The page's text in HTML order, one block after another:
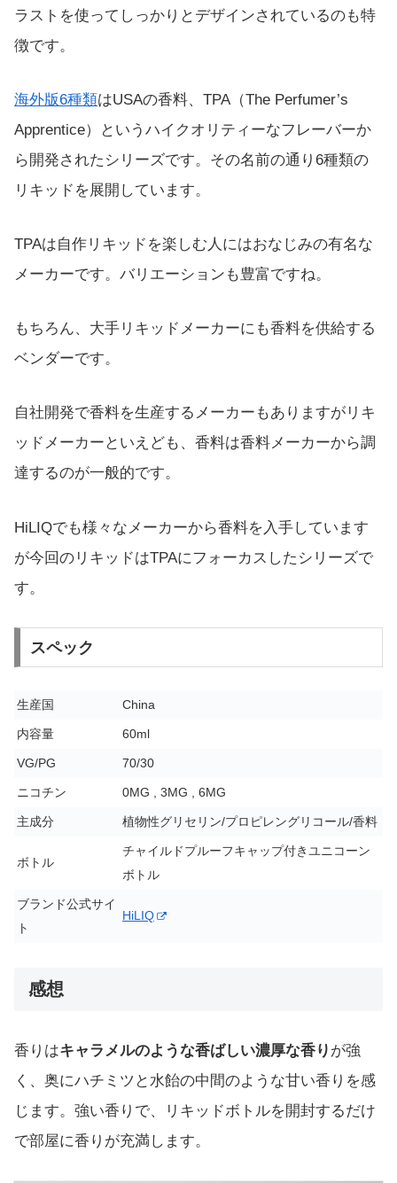
ラストを使ってしっかりとデザインされているのも特
徴です。
海外版6種類はUSAの香料、TPA（The Perfumer’s
Apprentice）というハイクオリティーなフレーバーか
ら開発されたシリーズです。その名前の通り6種類の
リキッドを展開しています。
TPAは自作リキッドを楽しむ人にはおなじみの有名な
メーカーです。バリエーションも豊富ですね。
もちろん、大手リキッドメーカーにも香料を供給する
ベンダーです。
自社開発で香料を生産するメーカーもありますがリキ
ッドメーカーといえども、香料は香料メーカーから調
達するのが一般的です。
HiLIQでも様々なメーカーから香料を入手しています
が今回のリキッドはTPAにフォーカスしたシリーズで
す。
スペック
生産国 China
内容量 60ml
VG/PG 70/30
ニコチン 0MG , 3MG , 6MG
主成分 植物性グリセリン/プロピレングリコール/香料
ボトル
チャイルドプルーフキャップ付きユニコーン
ボトル
ブランド公式サイ
ト
HiLIQ
感想
香りはキャラメルのような香ばしい濃厚な香り が強
く、奥にハチミツと水飴の中間のような甘い香りを感
じます。強い香りで、リキッドボトルを開封するだけ
で部屋に香りが充満します。